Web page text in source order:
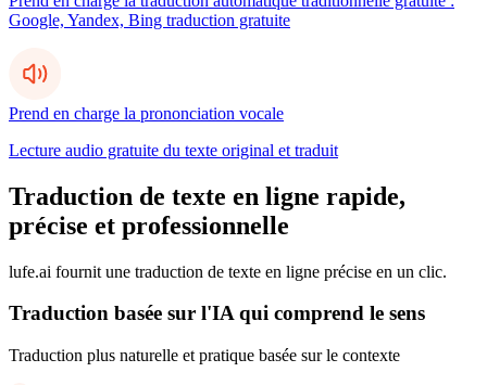
Google, Yandex, Bing traduction gratuite
Prend en charge la prononciation vocale
Lecture audio gratuite du texte original et traduit
Traduction de texte en ligne rapide,
précise et professionnelle
lufe.ai fournit une traduction de texte en ligne précise en un clic.
Traduction basée sur l'IA qui comprend le sens
Traduction plus naturelle et pratique basée sur le contexte